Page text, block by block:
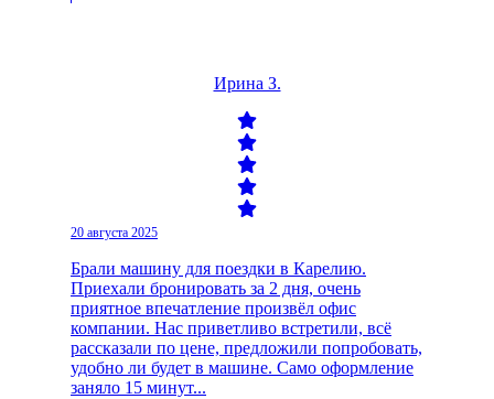
Ирина З.
20 августа 2025
Брали машину для поездки в Карелию.
Приехали бронировать за 2 дня, очень
приятное впечатление произвёл офис
компании. Нас приветливо встретили, всё
рассказали по цене, предложили попробовать,
удобно ли будет в машине. Само оформление
заняло 15 минут...